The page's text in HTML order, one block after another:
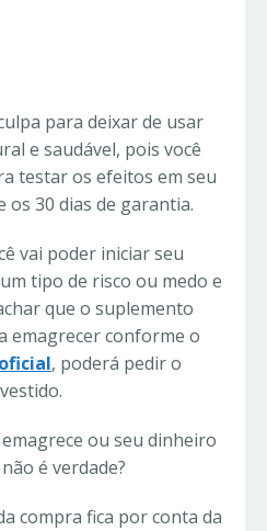
para deixar de usar
e saudável, pois você
testar os efeitos em seu
30 dias de garantia.
vai poder iniciar seu
tipo de risco ou medo e
que o suplemento
emagrecer conforme o
, poderá pedir o
ou seu dinheiro
é verdade?
compra fica por conta da